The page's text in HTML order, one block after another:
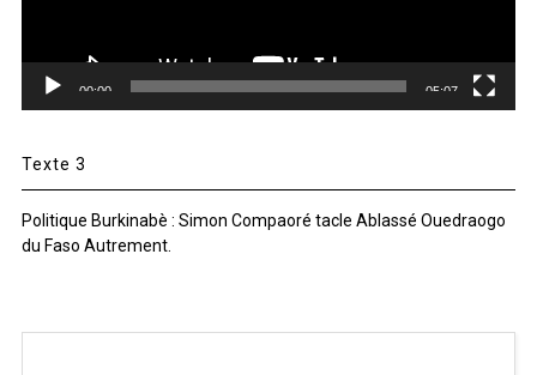
00:00 05:07
Texte 3
Politique Burkinabè : Simon Compaoré tacle Ablassé Ouedraogo
du Faso Autrement.